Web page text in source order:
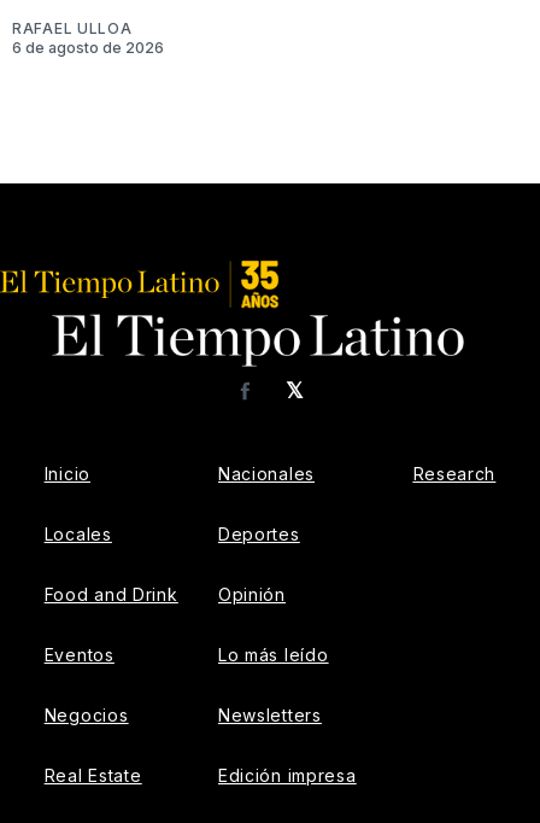
RAFAEL ULLOA
6 de agosto de 2026
𝕏
Facebook
Inicio
Locales
Food and Drink
Eventos
Negocios
Real Estate
Nacionales
Deportes
Opinión
Lo más leído
Newsletters
Edición impresa
Research